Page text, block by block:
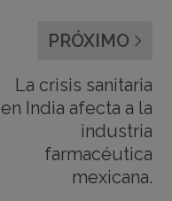
PRÓXIMO
La crisis sanitaria
en India afecta a la
industria
farmacéutica
mexicana.